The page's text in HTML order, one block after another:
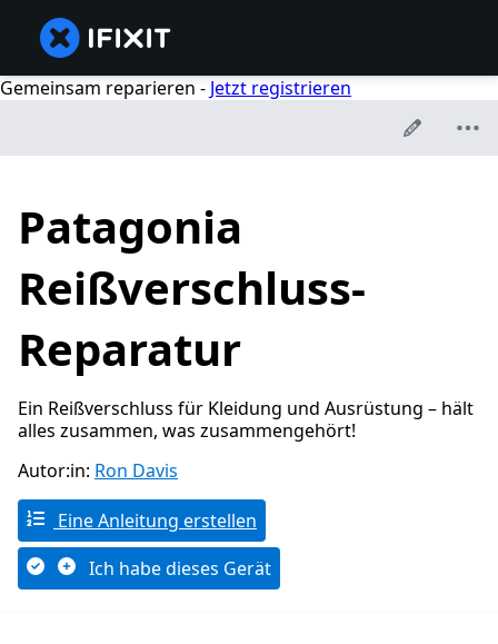
Gemeinsam reparieren - Jetzt registrieren
Patagonia
Reißverschluss-
Reparatur
Ein Reißverschluss für Kleidung und Ausrüstung – hält
alles zusammen, was zusammengehört!
Autor:in: Ron Davis
Eine Anleitung erstellen
Ich habe dieses Gerät